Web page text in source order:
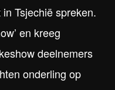
Tsjechië spreken.
en kreeg
deelnemers
onderling op